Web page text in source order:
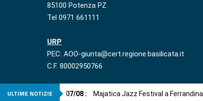
85100 Potenza PZ
Tel 0971 661111
URP
PEC: AOO-giunta@cert.regione.basilicata.it
C.F. 80002950766
ULTIME NOTIZIE 07/08 : Majatica Jazz Festival a Ferrandina